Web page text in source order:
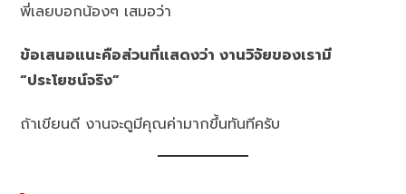
พี่เลยบอกน้องๆ เสมอว่า
ข้อเสนอแนะคือส่วนที่แสดงว่า งานวิจัยของเรามี
“ประโยชน์จริง”
ถ้าเขียนดี งานจะดูมีคุณค่ามากขึ้นทันทีครับ